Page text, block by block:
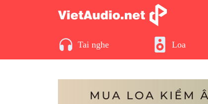
Tai nghe Loa